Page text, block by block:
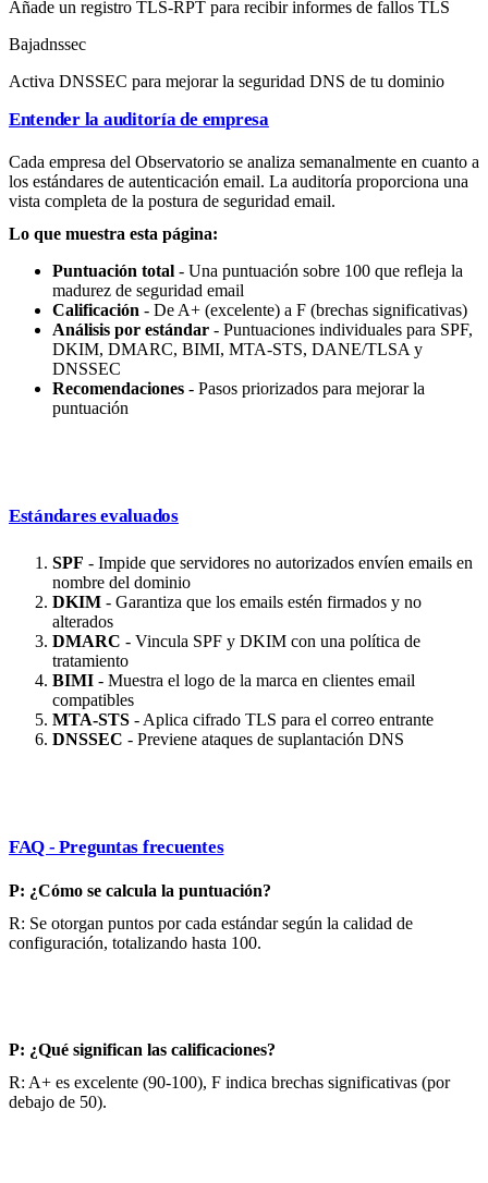
Añade un registro TLS-RPT para recibir informes de fallos TLS
Bajadnssec
Activa DNSSEC para mejorar la seguridad DNS de tu dominio
Entender la auditoría de empresa
Cada empresa del Observatorio se analiza semanalmente en cuanto a
los estándares de autenticación email. La auditoría proporciona una
vista completa de la postura de seguridad email.
Lo que muestra esta página:
Puntuación total - Una puntuación sobre 100 que refleja la
madurez de seguridad email
Calificación - De A+ (excelente) a F (brechas significativas)
Análisis por estándar - Puntuaciones individuales para SPF,
DKIM, DMARC, BIMI, MTA-STS, DANE/TLSA y
DNSSEC
Recomendaciones - Pasos priorizados para mejorar la
puntuación
Estándares evaluados
SPF - Impide que servidores no autorizados envíen emails en
nombre del dominio
DKIM - Garantiza que los emails estén firmados y no
alterados
DMARC - Vincula SPF y DKIM con una política de
tratamiento
BIMI - Muestra el logo de la marca en clientes email
compatibles
MTA-STS - Aplica cifrado TLS para el correo entrante
DNSSEC - Previene ataques de suplantación DNS
FAQ - Preguntas frecuentes
P: ¿Cómo se calcula la puntuación?
R: Se otorgan puntos por cada estándar según la calidad de
configuración, totalizando hasta 100.
P: ¿Qué significan las calificaciones?
R: A+ es excelente (90-100), F indica brechas significativas (por
debajo de 50).